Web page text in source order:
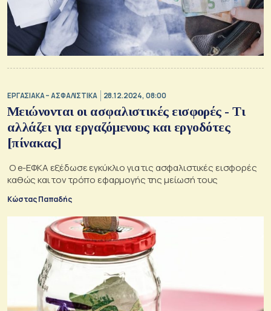
ΕΡΓΑΣΙΑΚΑ – ΑΣΦΑΛΙΣΤΙΚΑ 28.12.2024, 08:00
Μειώνονται οι ασφαλιστικές εισφορές - Τι
αλλάζει για εργαζόμενους και εργοδότες
[πίνακας]
Ο e-ΕΦΚΑ εξέδωσε εγκύκλιο για τις ασφαλιστικές εισφορές
καθώς και τον τρόπο εφαρμογής της μείωσή τους
Κώστας Παπαδής